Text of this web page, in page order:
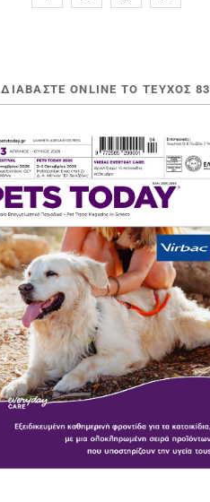
ΔΙΑΒΆΣΤΕ ONLINE ΤΟ ΤΕΎΧΟΣ 83